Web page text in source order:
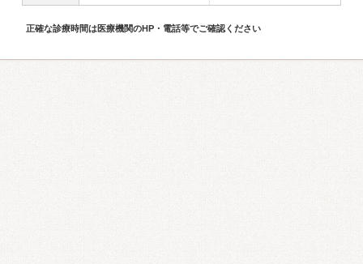
正確な診療時間は医療機関のHP・電話等でご確認ください